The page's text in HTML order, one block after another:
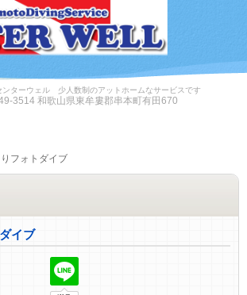
ターウェル 少人数制のアットホームなサービスです
3514 和歌山県東牟婁郡串本町有田670
フォトダイブ
イブ